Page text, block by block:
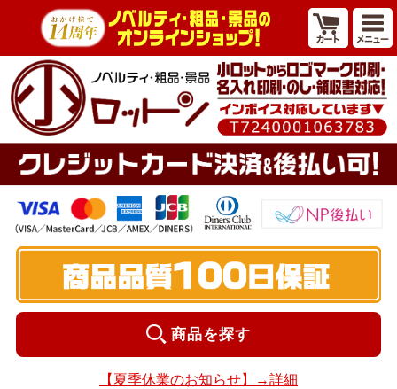
商品を探す
【夏季休業のお知らせ】→詳細